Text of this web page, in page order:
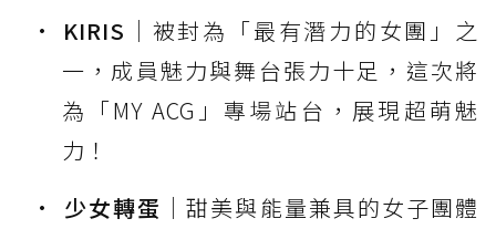
KIRIS ｜被封為「最有潛力的女團」之
一，成員魅力與舞台張力十足，這次將
為「MY ACG」專場站台，展現超萌魅
力！
少女轉蛋 ｜甜美與能量兼具的女子團體